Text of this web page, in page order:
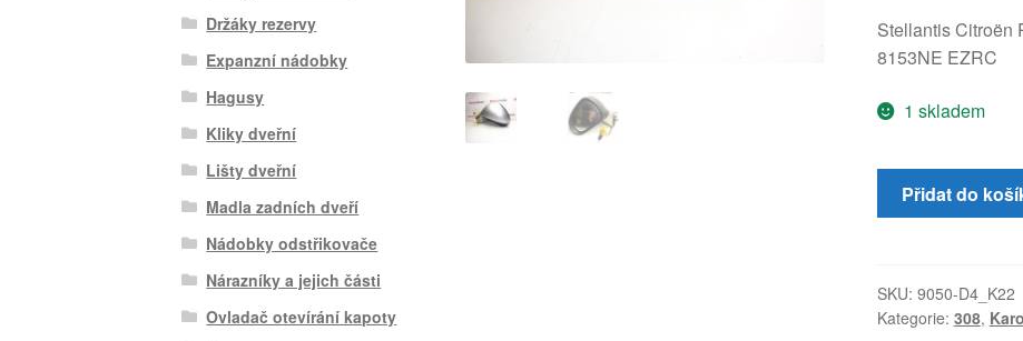
Stellantis Citroën
8153NE EZRC
1 skladem
Zrcátko
řidiče
EZRC
8153NE
Přidat do
SKU: 9050-D4_K22
Kategorie: 308,
Držáky rezervy
Expanzní nádobky
Hagusy
Kliky dveřní
Lišty dveřní
Madla zadních dveří
Nádobky odstřikovače
Nárazníky a jejich části
Ovladač otevírání kapoty